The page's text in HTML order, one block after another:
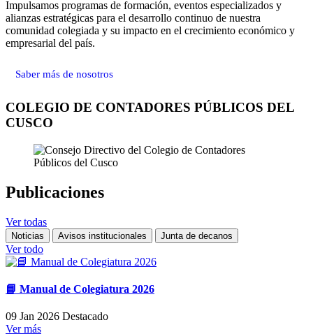
Impulsamos programas de formación, eventos especializados y
alianzas estratégicas para el desarrollo continuo de nuestra
comunidad colegiada y su impacto en el crecimiento económico y
empresarial del país.
Saber más de nosotros
COLEGIO DE CONTADORES PÚBLICOS DEL
CUSCO
Publicaciones
Ver todas
Noticias Avisos institucionales Junta de decanos
Ver todo
📘 Manual de Colegiatura 2026
09 Jan 2026 Destacado
Ver más